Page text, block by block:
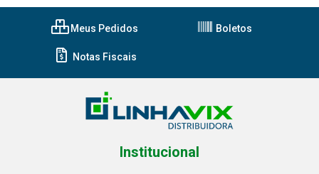
Meus Pedidos Boletos
Notas Fiscais
Institucional